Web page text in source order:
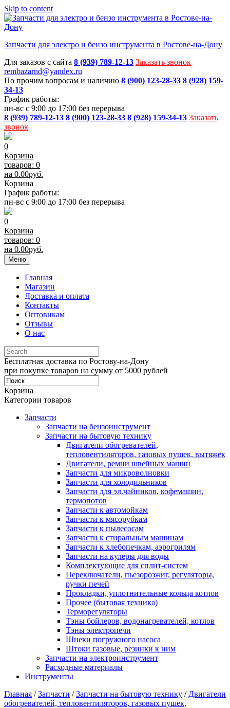
Skip to content
Запчасти для электро и бензо инструмента в Ростове-на-Дону
Для заказов с сайта 8 (939) 789-12-13 Заказать звонок
rembazarnd@yandex.ru
По прочим вопросам и наличию 8 (900) 123-28-33 8 (928) 159-
34-13
График работы:
пн-вс с 9:00 до 17:00 без перерыва
8 (939) 789-12-13 8 (900) 123-28-33 8 (928) 159-34-13 Заказать
звонок
0
Корзина
товаров: 0
на 0.00руб.
Корзина
График работы:
пн-вс с 9:00 до 17:00 без перерыва
0
Корзина
товаров: 0
на 0.00руб.
Меню
Главная
Магазин
Доставка и оплата
Контакты
Оптовикам
Отзывы
О нас
Бесплатная доставка по Ростову-на-Дону
при покупке товаров на сумму от 5000 рублей
Корзина
Категории товаров
Запчасти
Запчасти на бензоинструмент
Запчасти на бытовую технику
Двигатели обогревателей,
тепловентиляторов, газовых пушек, вытяжек
Двигатели, ремни швейных машин
Запчасти для микроволновки
Запчасти для холодильников
Запчасти для эл.чайников, кофемашин,
термопотов
Запчасти к автомойкам
Запчасти к мясорубкам
Запчасти к пылесосам
Запчасти к стиральным машинам
Запчасти к хлебопечкам, аэрогрилям
Запчасти на кулеры для воды
Комплектующие для сплит-систем
Переключатели, пьезорозжиг, регуляторы,
ручки печей
Прокладки, уплотнительные кольца котлов
Прочее (бытовая техника)
Терморегуляторы
Тэны бойлеров, водонагревателей, котлов
Тэны электропечи
Шнеки погружного насоса
Штоки газовые, резинки к ним
Запчасти на электроинструмент
Расходные материалы
Инструменты
Главная /Запчасти /Запчасти на бытовую технику / Двигатели
обогревателей, тепловентиляторов, газовых пушек,